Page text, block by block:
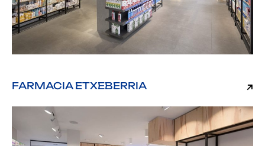
FARMACIA ETXEBERRIA